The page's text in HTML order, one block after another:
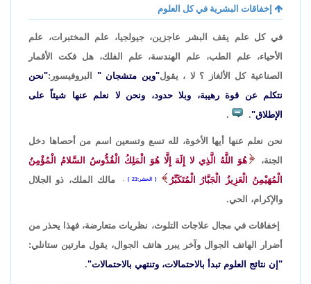
إخفاقات البشرية في كل العلوم
في كل علم يقف البشر عاجزين، جيولجيا، علم المختبرات، علم
الأحياء، علم الطب، علم الهندسة، علم الفلك، هل فكت الأقمار
الصناعية كل الألغاز ؟ لا ، يقول"وين متشجان " البروفيسور:"نحن
نتكلم عن قوة رهيبة، وبلا حدود، ونحن لا نعلم عنها شيئاً على
الإطلاق".
.
نحن نعلم عنها أيها الأخوة، لله تسع وتسعين اسم من أحصاها دخل
الجنة،
هُوَ اللَّهُ الَّذِي لا إِلَهَ إِلَّا هُوَ الْمَلِكُ الْقُدُّوسُ السَّلامُ الْمُؤْمِنُ
الْمُهَيْمِنُ الْعَزِيزُ الْجَبَّارُ الْمُتَكَبِّرُ
الحشر:23 .
مالك الملك، ذو الجلال
والإكرام، الحي.
إخفاقات في مجال علاجات التلوث، نظريات متعارضة، فهذا يحذر من
أضرار الهاتف الجوال وآخر يبرر هاتف الجوال، يقول مارتين ستانلي:
"إن نتائج العلوم تبدأ بالاحتمالات، وتنتهي بالاحتمالات".